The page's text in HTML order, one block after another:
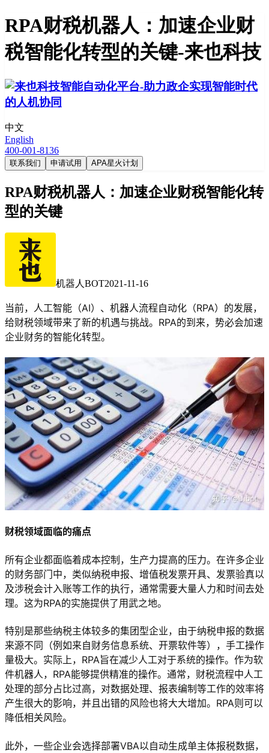
RPA财税机器人：加速企业财
税智能化转型的关键-来也科技
中文
English
400-001-8136
联系我们 申请试用 APA星火计划
RPA财税机器人：加速企业财税智能化转
型的关键
机器人BOT2021-11-16
当前，人工智能（AI）、机器人流程自动化（RPA）的发展，
给财税领域带来了新的机遇与挑战。RPA的到来，势必会加速
企业财务的智能化转型。
财税领域面临的痛点
所有企业都面临着成本控制，生产力提高的压力。在许多企业
的财务部门中，类似纳税申报、增值税发票开具、发票验真以
及涉税会计入账等工作的执行，通常需要大量人力和时间去处
理。这为RPA的实施提供了用武之地。
特别是那些纳税主体较多的集团型企业，由于纳税申报的数据
来源不同（例如来自财务信息系统、开票软件等），手工操作
量极大。实际上，RPA旨在减少人工对于系统的操作。作为软
件机器人，RPA能够提供精准的操作。通常，财税流程中人工
处理的部分占比过高，对数据处理、报表编制等工作的效率将
产生很大的影响，并且出错的风险也将大大增加。RPA则可以
降低相关风险。
此外，一些企业会选择部署VBA以自动生成单主体报税数据，